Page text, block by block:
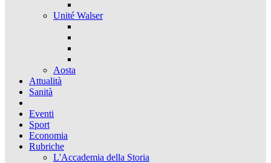
Unité Walser
Aosta
Attualità
Sanità
Eventi
Sport
Economia
Rubriche
L'Accademia della Storia